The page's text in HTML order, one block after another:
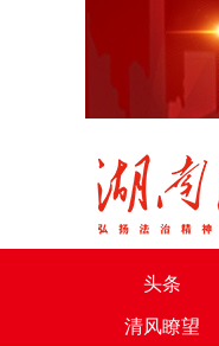
头条
清风瞭望